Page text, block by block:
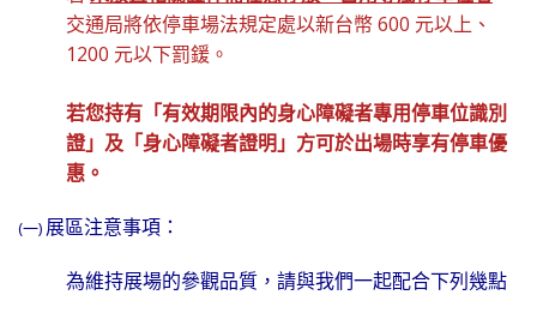
交通局將依停車場法規定處以新台幣 600 元以上、
1200 元以下罰鍰。
若您持有 「有效期限內的身心障礙者專用停車位識別
證」及「身心障礙者證明」方可於出場時享有停車優
惠。
(一) 展區注意事項：
為維持展場的參觀品質，請與我們一起配合下列幾點